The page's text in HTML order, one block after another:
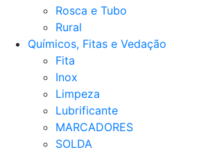
Rosca e Tubo
Rural
Químicos, Fitas e Vedação
Fita
Inox
Limpeza
Lubrificante
MARCADORES
SOLDA